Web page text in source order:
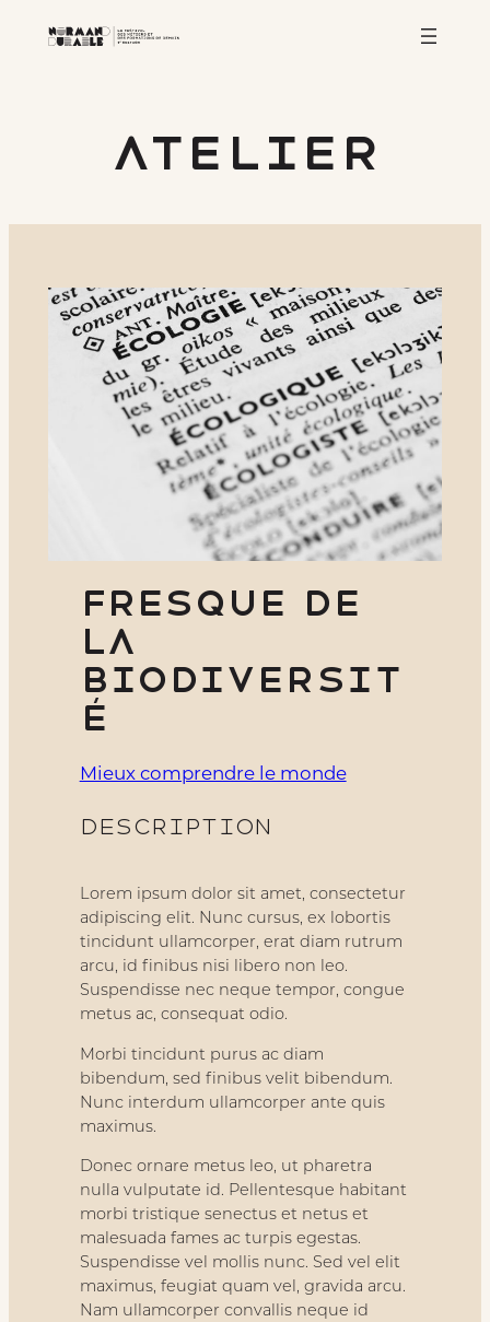
atelier
Fresque de
la
biodiversit
é
Mieux comprendre le monde
Description
Lorem ipsum dolor sit amet, consectetur
adipiscing elit. Nunc cursus, ex lobortis
tincidunt ullamcorper, erat diam rutrum
arcu, id finibus nisi libero non leo.
Suspendisse nec neque tempor, congue
metus ac, consequat odio.
Morbi tincidunt purus ac diam
bibendum, sed finibus velit bibendum.
Nunc interdum ullamcorper ante quis
maximus.
Donec ornare metus leo, ut pharetra
nulla vulputate id. Pellentesque habitant
morbi tristique senectus et netus et
malesuada fames ac turpis egestas.
Suspendisse vel mollis nunc. Sed vel elit
maximus, feugiat quam vel, gravida arcu.
Nam ullamcorper convallis neque id